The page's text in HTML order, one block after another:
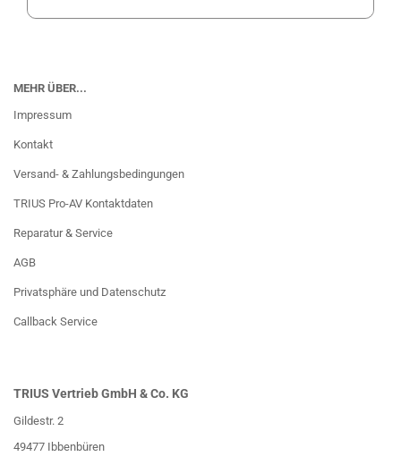
MEHR ÜBER...
Impressum
Kontakt
Versand- & Zahlungsbedingungen
TRIUS Pro-AV Kontaktdaten
Reparatur & Service
AGB
Privatsphäre und Datenschutz
Callback Service
TRIUS Vertrieb GmbH & Co. KG
Gildestr. 2
49477 Ibbenbüren